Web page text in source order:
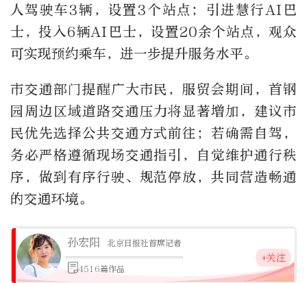
人驾驶车3辆，设置3个站点；引进慧行AI巴
士，投入6辆AI巴士，设置20余个站点，观众
可实现预约乘车，进一步提升服务水平。
市交通部门提醒广大市民，服贸会期间，首钢
园周边区域道路交通压力将显著增加，建议市
民优先选择公共交通方式前往；若确需自驾，
务必严格遵循现场交通指引，自觉维护通行秩
序，做到有序行驶、规范停放，共同营造畅通
的交通环境。
孙宏阳 北京日报社首席记者
4516篇作品
+关注